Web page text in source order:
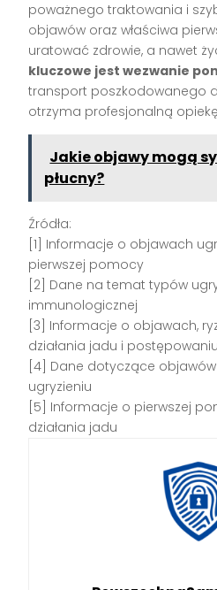
poważnego traktowania i
objawów oraz właściwa
uratować zdrowie, a nawet
kluczowe jest wezwanie
transport poszkodowanego
otrzyma profesjonalną
Jakie objawy mogą
płucny?
Źródła:
[1] Informacje o objawach
pierwszej pomocy
[2] Dane na temat typów
immunologicznej
[3] Informacje o objawach,
działania jadu i
[4] Dane dotyczące
ugryzieniu
[5] Informacje o pierwszej
działania jadu